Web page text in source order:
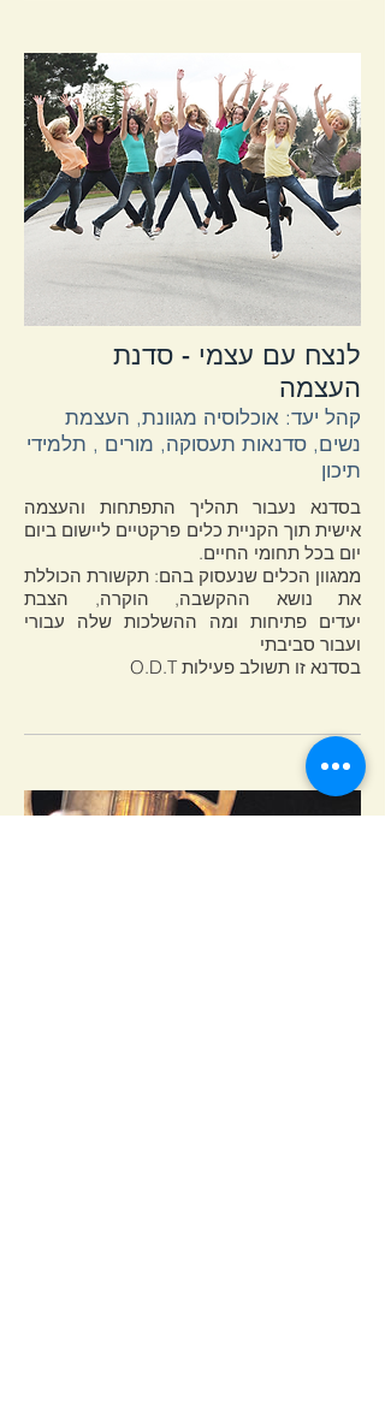
לנצח עם עצמי - סדנת
העצמה
קהל יעד: אוכלוסיה מגוונת, העצמת
נשים, סדנאות תעסוקה, מורים , תלמידי
תיכון
בסדנא נעבור תהליך התפתחות והעצמה
אישית תוך הקניית כלים פרקטיים ליישום ביום
יום בכל תחומי החיים.
ממגוון הכלים שנעסוק בהם: תקשורת הכוללת
את נושא ההקשבה, הוקרה, הצבת
יעדים פתיחות ומה ההשלכות שלה עבורי
ועבור סביבתי
בסדנא זו תשולב פעילות O.D.T